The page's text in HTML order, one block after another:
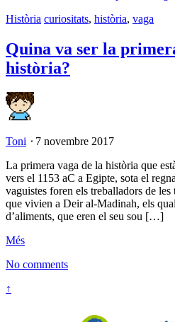
Història curiositats, història, vaga
Quina va ser la
història?
Toni ⋅ 7 novembre 2017
La primera vaga de la història que
vers el 1153 aC a Egipte, sota el
vaguistes foren els treballadors de
que vivien a Deir al-Madinah, els
d’aliments, que eren el seu sou […]
Més
No comments
↑